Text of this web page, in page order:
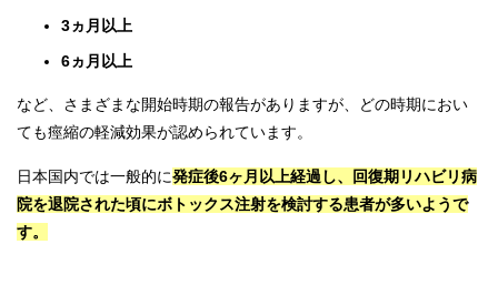
3ヵ月以上
6ヵ月以上
など、さまざまな開始時期の報告がありますが、どの時期におい
ても痙縮の軽減効果が認められています。
日本国内では一般的に発症後6ヶ月以上経過し、回復期リハビリ病
院を退院された頃にボトックス注射を検討する患者が多いようで
す。